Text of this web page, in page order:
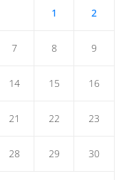
1 2
7 8 9
14 15 16
21 22 23
28 29 30